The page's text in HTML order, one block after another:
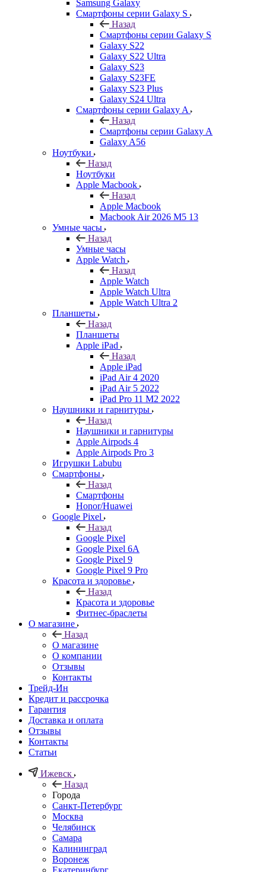
Samsung Galaxy
Смартфоны серии Galaxy S
Назад
Смартфоны серии Galaxy S
Galaxy S22
Galaxy S22 Ultra
Galaxy S23
Galaxy S23FE
Galaxy S23 Plus
Galaxy S24 Ultra
Смартфоны серии Galaxy A
Назад
Смартфоны серии Galaxy A
Galaxy A56
Ноутбуки
Назад
Ноутбуки
Apple Macbook
Назад
Apple Macbook
Macbook Air 2026 M5 13
Умные часы
Назад
Умные часы
Apple Watch
Назад
Apple Watch
Apple Watch Ultra
Apple Watch Ultra 2
Планшеты
Назад
Планшеты
Apple iPad
Назад
Apple iPad
iPad Air 4 2020
iPad Air 5 2022
iPad Pro 11 M2 2022
Наушники и гарнитуры
Назад
Наушники и гарнитуры
Apple Airpods 4
Apple Airpods Pro 3
Игрушки Labubu
Смартфоны
Назад
Смартфоны
Honor/Huawei
Google Pixel
Назад
Google Pixel
Google Pixel 6A
Google Pixel 9
Google Pixel 9 Pro
Красота и здоровье
Назад
Красота и здоровье
Фитнес-браслеты
О магазине
Назад
О магазине
О компании
Отзывы
Контакты
Трейд-Ин
Кредит и рассрочка
Гарантия
Доставка и оплата
Отзывы
Контакты
Статьи
Ижевск
Назад
Города
Санкт-Петербург
Москва
Челябинск
Самара
Калининград
Воронеж
Екатеринбург